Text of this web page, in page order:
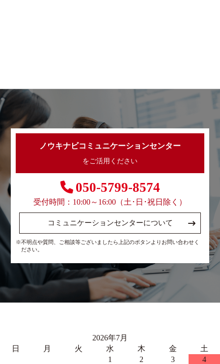
ノウキナビコミュニケーションセンター
をご活用ください
050-5799-8574
受付時間：10:00～16:00（土･日･祝日除く）
コミュニケーションセンターについて
※不明点や質問、ご相談等ございましたら上記のボタンよりお問い合わせく
ださい。
2026年7月
日
月 火 水 木 金
土
1
2 3
4